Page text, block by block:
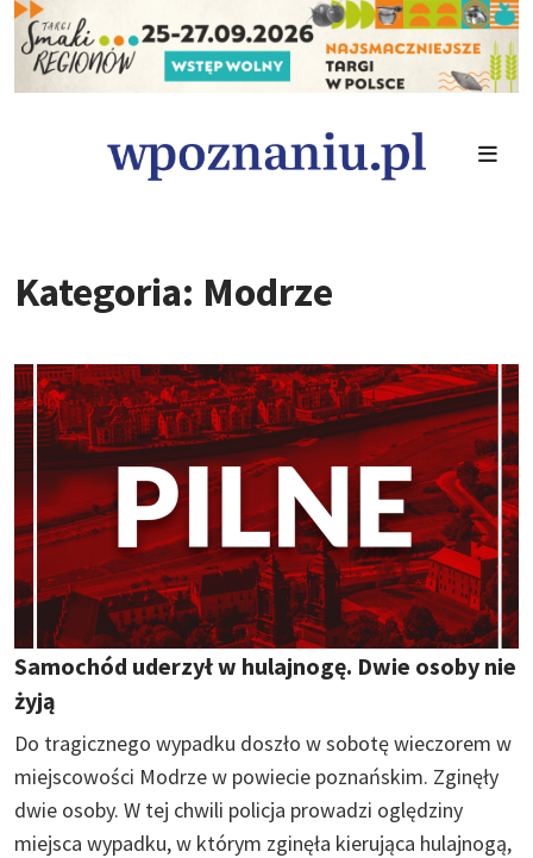
Kategoria: Modrze
Samochód uderzył w hulajnogę. Dwie osoby nie
żyją
Do tragicznego wypadku doszło w sobotę wieczorem w
miejscowości Modrze w powiecie poznańskim. Zginęły
dwie osoby. W tej chwili policja prowadzi oględziny
miejsca wypadku, w którym zginęła kierująca hulajnogą,